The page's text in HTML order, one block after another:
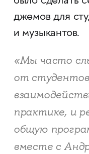
джемов для
и музыкантов.
«Мы часто
от
практике, и
общую
вместе с